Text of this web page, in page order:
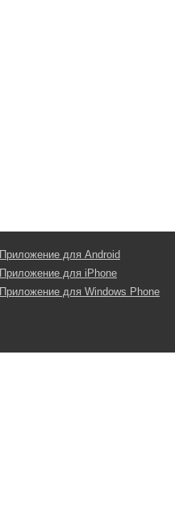
Приложение для Android
Приложение для iPhone
Приложение для Windows Phone